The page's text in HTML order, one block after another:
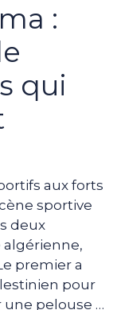
:
qui
aux forts
sportive
deux
premier a
pour
une pelouse …